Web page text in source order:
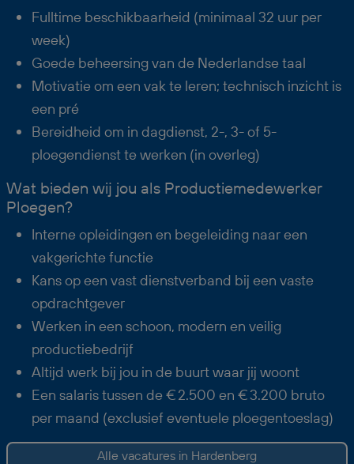
Fulltime beschikbaarheid (minimaal 32 uur per
week)
Goede beheersing van de Nederlandse taal
Motivatie om een vak te leren; technisch inzicht is
een pré
Bereidheid om in dagdienst, 2-, 3- of 5-
ploegendienst te werken (in overleg)
Wat bieden wij jou als Productiemedewerker
Ploegen?
Interne opleidingen en begeleiding naar een
vakgerichte functie
Kans op een vast dienstverband bij een vaste
opdrachtgever
Werken in een schoon, modern en veilig
productiebedrijf
Altijd werk bij jou in de buurt waar jij woont
Een salaris tussen de € 2.500 en € 3.200 bruto
per maand (exclusief eventuele ploegentoeslag)
Alle vacatures in Hardenberg